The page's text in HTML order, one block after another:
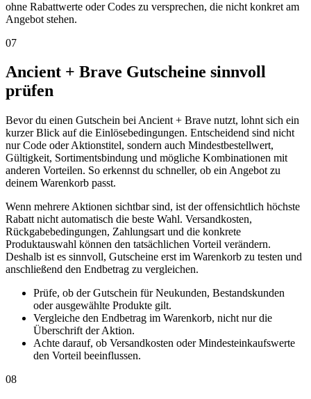
ohne Rabattwerte oder Codes zu versprechen, die nicht konkret am
Angebot stehen.
07
Ancient + Brave Gutscheine sinnvoll
prüfen
Bevor du einen Gutschein bei Ancient + Brave nutzt, lohnt sich ein
kurzer Blick auf die Einlösebedingungen. Entscheidend sind nicht
nur Code oder Aktionstitel, sondern auch Mindestbestellwert,
Gültigkeit, Sortimentsbindung und mögliche Kombinationen mit
anderen Vorteilen. So erkennst du schneller, ob ein Angebot zu
deinem Warenkorb passt.
Wenn mehrere Aktionen sichtbar sind, ist der offensichtlich höchste
Rabatt nicht automatisch die beste Wahl. Versandkosten,
Rückgabebedingungen, Zahlungsart und die konkrete
Produktauswahl können den tatsächlichen Vorteil verändern.
Deshalb ist es sinnvoll, Gutscheine erst im Warenkorb zu testen und
anschließend den Endbetrag zu vergleichen.
Prüfe, ob der Gutschein für Neukunden, Bestandskunden
oder ausgewählte Produkte gilt.
Vergleiche den Endbetrag im Warenkorb, nicht nur die
Überschrift der Aktion.
Achte darauf, ob Versandkosten oder Mindesteinkaufswerte
den Vorteil beeinflussen.
08